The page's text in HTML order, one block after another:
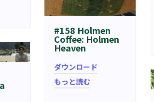
#158 Holmen
Coffee: Holmen
Heaven
ダウンロード
もっと読む